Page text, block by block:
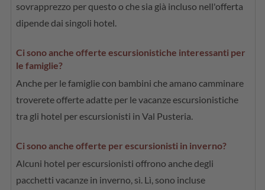
sovrapprezzo per questo o che sia già incluso nell'offerta
dipende dai singoli hotel.
Ci sono anche offerte escursionistiche interessanti per
le famiglie?
Anche per le famiglie con bambini che amano camminare
troverete offerte adatte per le vacanze escursionistiche
tra gli hotel per escursionisti in Val Pusteria.
Ci sono anche offerte per escursionisti in inverno?
Alcuni hotel per escursionisti offrono anche degli
pacchetti vacanze in inverno, sì. Lì, sono incluse